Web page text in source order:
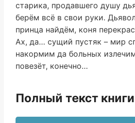
старика, продавшего душу
берём всё в свои руки.
принца найдём, коня
Ах, да… сущий пустяк – мир
накормим да больных
повезёт, конечно…
Полный текст